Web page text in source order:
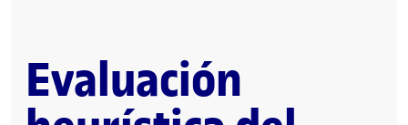
Evaluación